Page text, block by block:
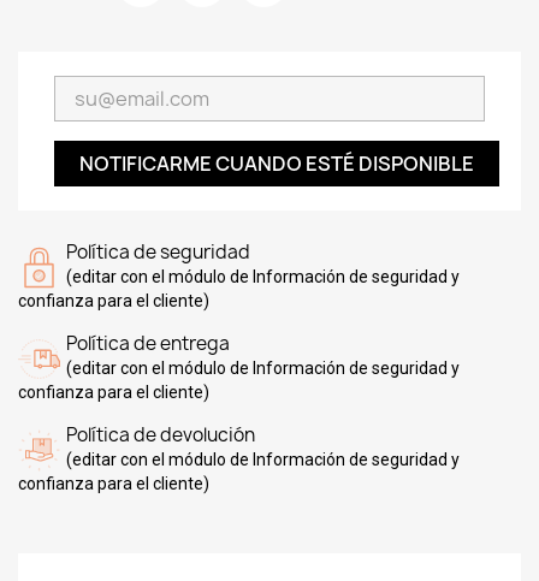
NOTIFICARME CUANDO ESTÉ DISPONIBLE
Política de seguridad
(editar con el módulo de Información de seguridad y
confianza para el cliente)
Política de entrega
(editar con el módulo de Información de seguridad y
confianza para el cliente)
Política de devolución
(editar con el módulo de Información de seguridad y
confianza para el cliente)